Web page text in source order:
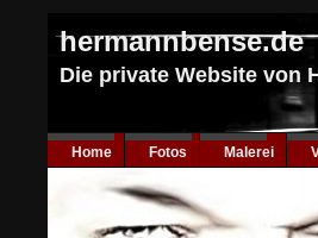
hermannbense.de
Die private Website von
Home Fotos Malerei